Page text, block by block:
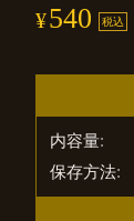
¥540 税込
内容量
保存方法